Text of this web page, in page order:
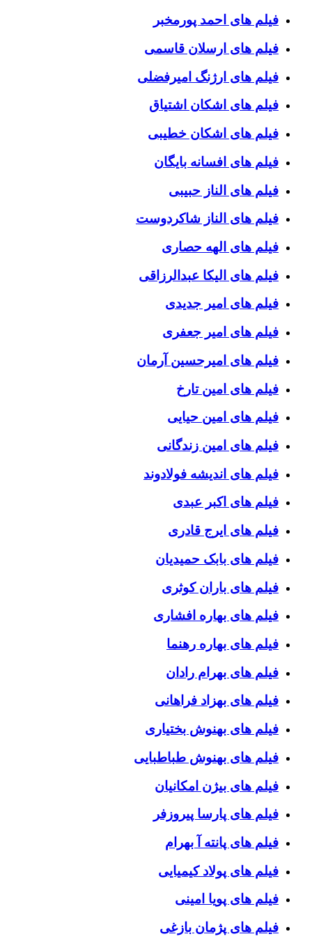
فیلم های احمد پورمخبر
فیلم های ارسلان قاسمی
فیلم های ارژنگ امیرفضلی
فیلم های اشکان اشتیاق
فیلم های اشکان خطیبی
فیلم های افسانه بایگان
فیلم های الناز حبیبی
فیلم های الناز شاکردوست
فیلم های الهه حصاری
فیلم های الیکا عبدالرزاقی
فیلم های امیر جدیدی
فیلم های امیر جعفری
فیلم های امیرحسین آرمان
فیلم های امین تارخ
فیلم های امین حیایی
فیلم های امین زندگانی
فیلم های اندیشه فولادوند
فیلم های اکبر عبدی
فیلم های ایرج قادری
فیلم های بابک حمیدیان
فیلم های باران کوثری
فیلم های بهاره افشاری
فیلم های بهاره رهنما
فیلم های بهرام رادان
فیلم های بهزاد فراهانی
فیلم های بهنوش بختیاری
فیلم های بهنوش طباطبایی
فیلم های بیژن امکانیان
فیلم های پارسا پیروزفر
فیلم های پانته آ بهرام
فیلم های پولاد کیمیایی
فیلم های پویا امینی
فیلم های پژمان بازغی